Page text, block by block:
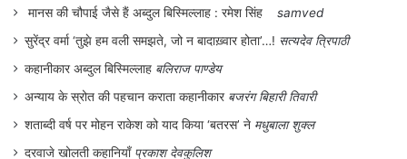
मानस की चौपाई जैसे हैं अब्दुल बिस्मिल्लाह : रमेश सिंह
samved
सुरेंद्र वर्मा ‘तुझे हम वली समझते, जो न बादाख़्वार होता’…! सत्यदेव त्रिपाठी
कहानीकार अब्दुल बिस्मिल्लाह बलिराज पाण्डेय
अन्याय के स्रोत की पहचान कराता कहानीकार बजरंग बिहारी तिवारी
शताब्दी वर्ष पर मोहन राकेश को याद किया ‘बतरस’ ने मधुबाला शुक्ल
दरवाजे खोलती कहानियाँ प्रकाश देवकुलिश